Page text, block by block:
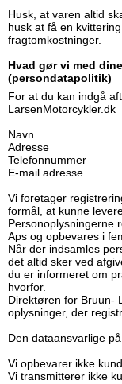
Husk, at varen altid
husk at få en
fragtomkostninger.
Hvad gør vi med
(persondatapolitik)
For at du kan indgå
Navn
Adresse
Telefonnummer
E-mail adresse
Vi foretager
formål, at kunne
Personoplysningerne
Aps og opbevares i
Når der indsamles
det altid sker ved
du er informeret om
hvorfor.
Direktøren for Bruun-
oplysninger, der
Den dataansvarlige
Vi opbevarer ikke
Vi transmitterer ikke